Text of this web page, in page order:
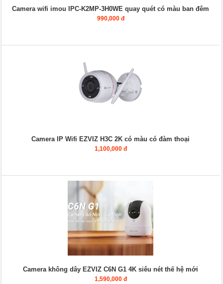
Camera wifi imou IPC-K2MP-3H0WE quay quét có màu ban đêm
990,000 đ
Camera IP Wifi EZVIZ H3C 2K có màu có đàm thoại
1,100,000 đ
Camera không dây EZVIZ C6N G1 4K siêu nét thế hệ mới
1,590,000 đ